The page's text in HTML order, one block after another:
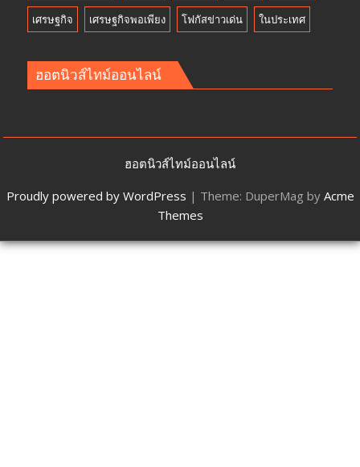
เศรษฐกิจ เศรษฐกิจพอเพียง โฟกัสข่าวเด่น ในประเทศ
ฮอตนิวส์ไทม์ออนไลน์
ฮอตนิวส์ไทม์ออนไลน์
Proudly powered by WordPress | Theme: DuperMag by Acme
Themes